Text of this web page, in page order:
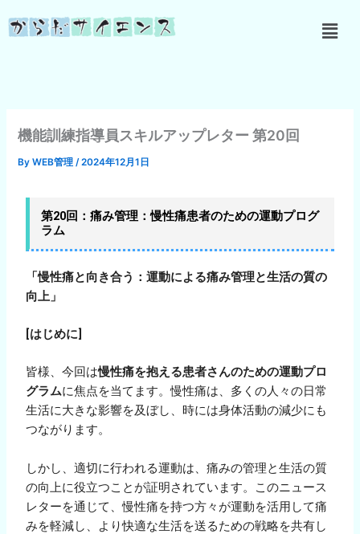
容
メ
ニ
機能訓練指導員スキルアップレター 第20回
ByWEB管理 /2024年12月1日
第20回：痛み管理：慢性痛患者のための運動プログ
ラム
「慢性痛と向き合う：運動による痛み管理と生活の質の
向上」
[はじめに]
皆様、今回は慢性痛を抱える患者さんのための運動プロ
グラムに焦点を当てます。慢性痛は、多くの人々の日常
生活に大きな影響を及ぼし、時には身体活動の減少にも
つながります。
しかし、適切に行われる運動は、痛みの管理と生活の質
の向上に役立つことが証明されています。このニュース
レターを通じて、慢性痛を持つ方々が運動を活用して痛
みを軽減し、より快適な生活を送るための戦略を共有し